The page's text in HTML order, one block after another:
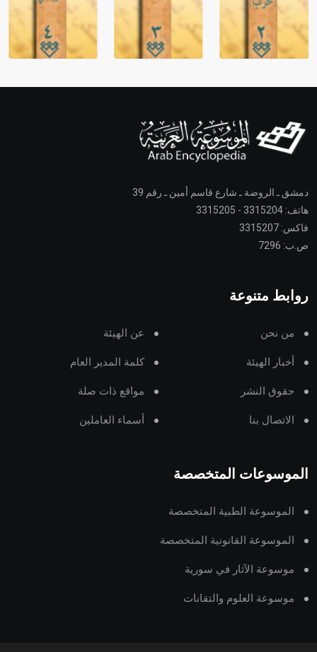
دمشق ـ الروضة ـ شارع قاسم أمين ـ رقم 39
هاتف: 3315204 - 3315205
فاكس: 3315207
ص.ب: 7296
روابط متنوعة
من نحن عن الهيئة
أخبار الهيئة كلمة المدير العام
حقوق النشر مواقع ذات صلة
الاتصال بنا أسماء العاملين
الموسوعات المتخصصة
الموسوعة الطبية المتخصصة
الموسوعة القانونية المتخصصة
موسوعة الآثار في سورية
موسوعة العلوم والتقانات